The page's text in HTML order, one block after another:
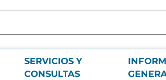
SERVICIOS Y
CONSULTAS
en el Hospital Universitario 12 de Octubre y los